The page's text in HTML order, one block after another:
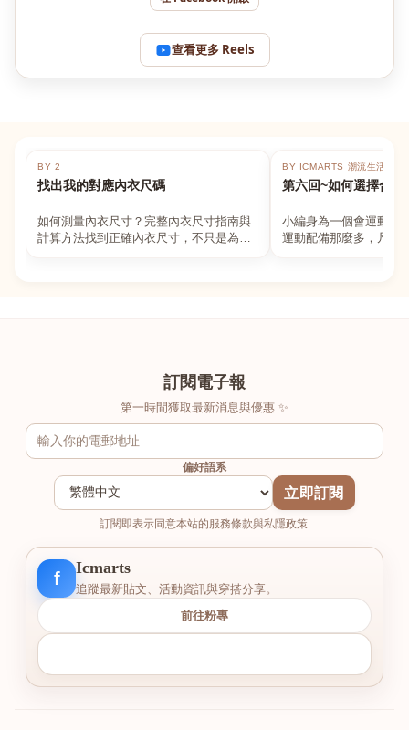
查看更多 Reels
BY 2
找出我的對應內衣尺碼
如何測量內衣尺寸？完整內衣尺寸指南與
計算方法找到正確內衣尺寸，不只是為了
BY ICMARTS 潮流生活百貨
第六回~如何選擇合適
小編身為一個會運動的
運動配備那麼多，凡舉
訂閱電子報
第一時間獲取最新消息與優惠 ✨
偏好語系
立即訂閱
訂閱即表示同意本站的服務條款與私隱政策.
f
Icmarts
追蹤最新貼文、活動資訊與穿搭分享。
前往粉專